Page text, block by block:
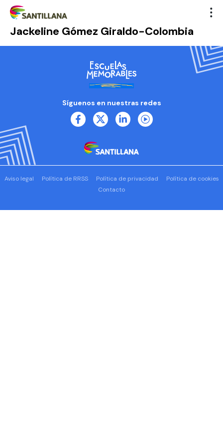
Jackeline Gómez Giraldo-Colombia
Síguenos en nuestras redes
Aviso legal Política de RRSS Política de privacidad
Política de cookies
Contacto